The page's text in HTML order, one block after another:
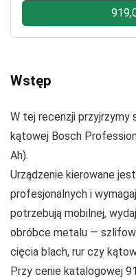
Wstęp
W tej recenzji przyjrzymy
kątowej Bosch
Ah).
Urządzenie kierowane
profesjonalnych i
potrzebują mobilnej,
obróbce metalu —
cięcia blach, rur czy
Przy cenie katalogowej